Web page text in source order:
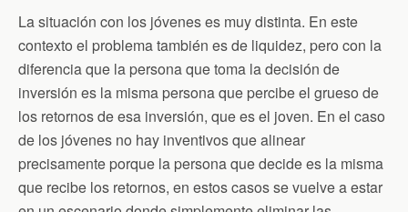
La situación con los jóvenes es muy distinta. En este
contexto el problema también es de liquidez, pero con la
diferencia que la persona que toma la decisión de
inversión es la misma persona que percibe el grueso de
los retornos de esa inversión, que es el joven. En el caso
de los jóvenes no hay inventivos que alinear
precisamente porque la persona que decide es la misma
que recibe los retornos, en estos casos se vuelve a estar